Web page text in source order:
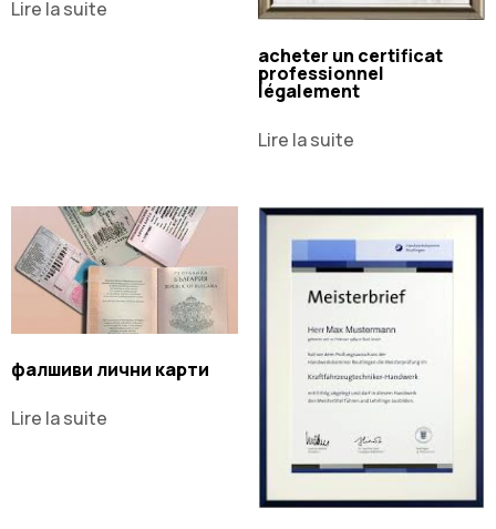
Lire la suite
acheter un certificat
professionnel
légalement
Lire la suite
фалшиви лични карти
Lire la suite